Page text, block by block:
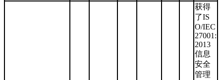
获得
了IS
O/IEC
27001:
2013
信息
安全
管理